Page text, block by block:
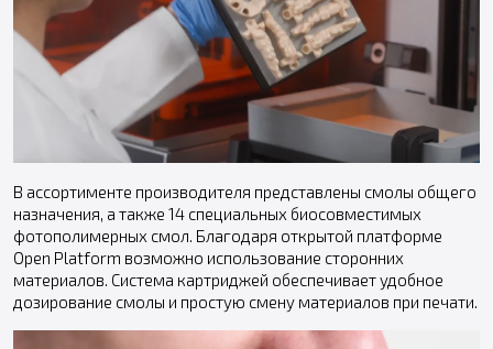
В ассортименте производителя представлены смолы общего
назначения, а также 14 специальных биосовместимых
фотополимерных смол. Благодаря открытой платформе
Open Platform возможно использование сторонних
материалов. Система картриджей обеспечивает удобное
дозирование смолы и простую смену материалов при печати.